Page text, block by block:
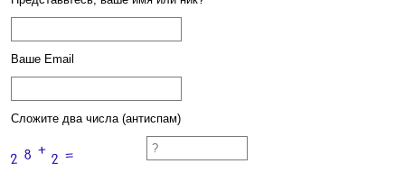
Ваше Email
Сложите два числа (антиспам)